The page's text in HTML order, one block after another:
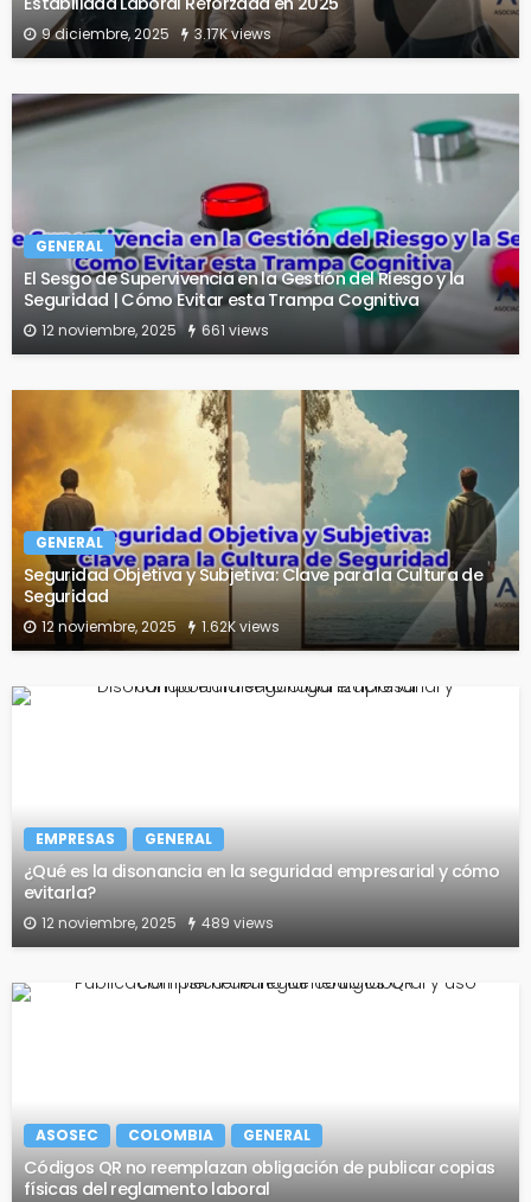
9 diciembre, 2025 3.17K views
GENERAL
El Sesgo de Supervivencia en la Gestión del Riesgo y la
Seguridad | Cómo Evitar esta Trampa Cognitiva
12 noviembre, 2025 661 views
GENERAL
Seguridad Objetiva y Subjetiva: Clave para la Cultura de
Seguridad
12 noviembre, 2025 1.62K views
EMPRESAS GENERAL
¿Qué es la disonancia en la seguridad empresarial y cómo
evitarla?
12 noviembre, 2025 489 views
ASOSEC COLOMBIA GENERAL
Códigos QR no reemplazan obligación de publicar copias
físicas del reglamento laboral